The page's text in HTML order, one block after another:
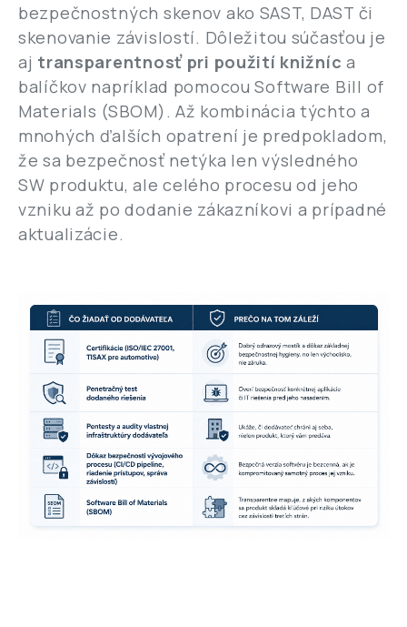
bezpečnostných skenov ako SAST, DAST či
skenovanie závislostí. Dôležitou súčasťou je
aj transparentnosť pri použití knižníc a
balíčkov napríklad pomocou Software Bill of
Materials (SBOM). Až kombinácia týchto a
mnohých ďalších opatrení je predpokladom,
že sa bezpečnosť netýka len výsledného
SW produktu, ale celého procesu od jeho
vzniku až po dodanie zákazníkovi a prípadné
aktualizácie.